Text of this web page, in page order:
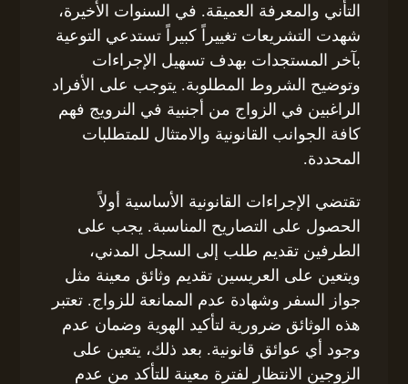
التأني والمعرفة العميقة. في السنوات الأخيرة،
شهدت التشريعات تغييراً كبيراً تستدعي التوعية
بآخر المستجدات بهدف تسهيل الإجراءات
وتوضيح الشروط المطلوبة. يتوجب على الأفراد
الراغبين في الزواج من أجنبية في النرويج فهم
كافة الجوانب القانونية والامتثال للمتطلبات
المحددة.
تقتضي الإجراءات القانونية الأساسية أولاً
الحصول على التصاريح المناسبة. يجب على
الطرفين تقديم طلب إلى السجل المدني،
ويتعين على العريسين تقديم وثائق معينة مثل
جواز السفر وشهادة عدم الممانعة للزواج. تعتبر
هذه الوثائق ضرورية لتأكيد الهوية وضمان عدم
وجود أي عوائق قانونية. بعد ذلك، يتعين على
الزوجين الانتظار لفترة معينة للتأكد من عدم